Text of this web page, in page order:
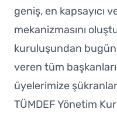
geniş, en kapsayıcı
mekanizmasını
kuruluşundan
veren tüm
üyelerimize
TÜMDEF Yönetim